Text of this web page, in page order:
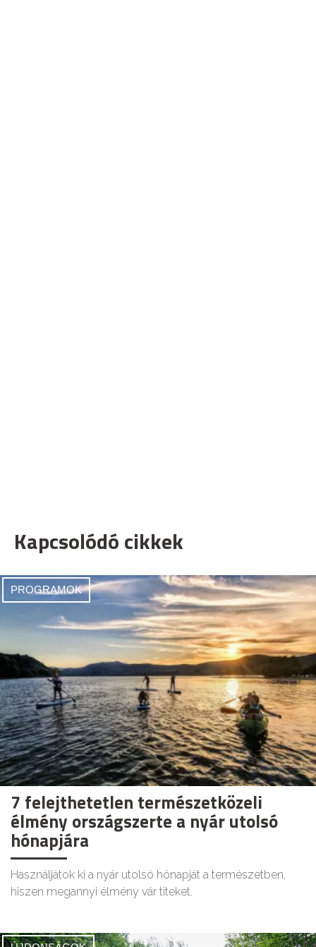
Kapcsolódó cikkek
PROGRAMOK
7 felejthetetlen természetközeli
élmény országszerte a nyár utolsó
hónapjára
Használjátok ki a nyár utolsó hónapját a természetben,
hiszen megannyi élmény vár titeket.